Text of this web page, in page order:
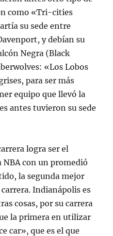
como «Tri-cities
su sede entre
y debían su
Negra (Black
«Los Lobos
para ser más
equipo que llevó la
antes tuvieron su sede
logra ser el
con un promedió
la segunda mejor
Indianápolis es
cosas, por su carrera
la primera en utilizar
car», que es el que